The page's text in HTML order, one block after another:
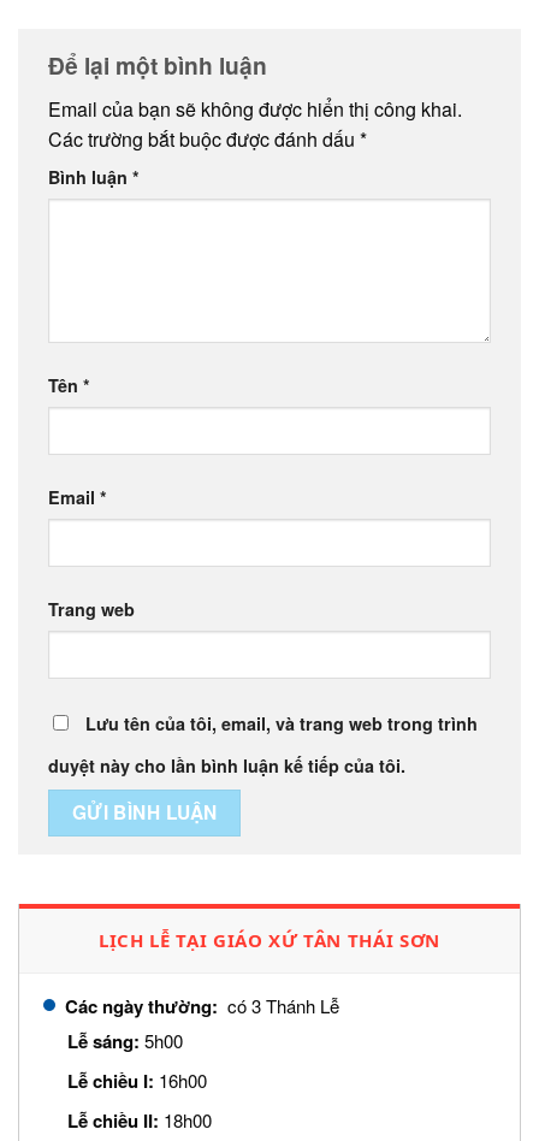
Để lại một bình luận
Email của bạn sẽ không được hiển thị công khai.
Các trường bắt buộc được đánh dấu *
Bình luận *
Tên *
Email *
Trang web
Lưu tên của tôi, email, và trang web trong trình
duyệt này cho lần bình luận kế tiếp của tôi.
LỊCH LỄ TẠI GIÁO XỨ TÂN THÁI SƠN
Các ngày thường: có 3 Thánh Lễ
Lễ sáng: 5h00
Lễ chiều I: 16h00
Lễ chiều II: 18h00